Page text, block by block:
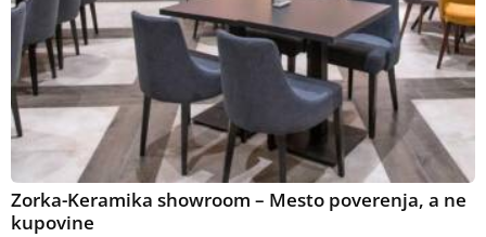
Zorka-Keramika showroom – Mesto poverenja, a ne
kupovine